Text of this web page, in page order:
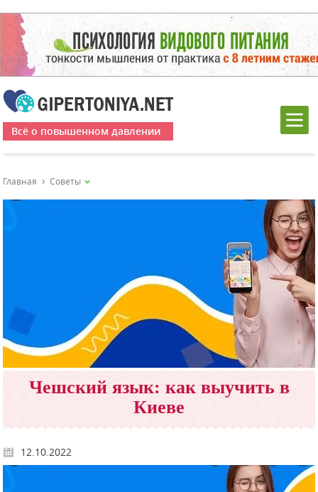
Всё о повышенном давлении
Главная Советы
Чешский язык: как выучить в
Киеве
12.10.2022